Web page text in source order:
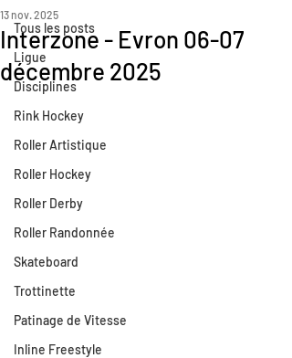
Tous les posts
Ligue
Disciplines
Rink Hockey
Roller Artistique
Roller Hockey
Roller Derby
Roller Randonnée
Skateboard
Trottinette
Patinage de Vitesse
Inline Freestyle
Interzone - Evron 06-07
décembre 2025
13 nov. 2025